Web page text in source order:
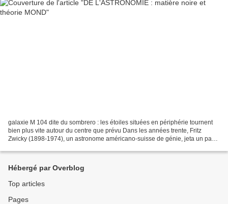
galaxie M 104 dite du sombrero : les étoiles situées en périphérie tournent
bien plus vite autour du centre que prévu Dans les années trente, Fritz
Zwicky (1898-1974), un astronome américano-suisse de génie, jeta un pavé
Hébergé par Overblog
Top articles
Pages